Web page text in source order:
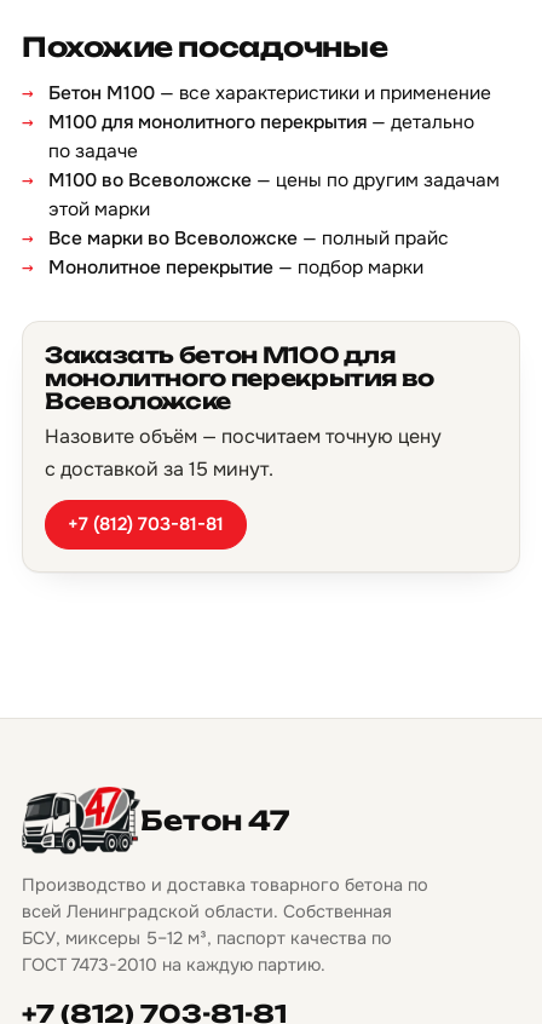
Похожие посадочные
Бетон М100 — все характеристики и применение
М100 для монолитного перекрытия — детально
по задаче
М100 во Всеволожске — цены по другим задачам
этой марки
Все марки во Всеволожске — полный прайс
Монолитное перекрытие — подбор марки
Заказать бетон М100 для
монолитного перекрытия во
Всеволожске
Назовите объём — посчитаем точную цену
с доставкой за 15 минут.
+7 (812) 703-81-81
Бетон 47
Производство и доставка товарного бетона по
всей Ленинградской области. Собственная
БСУ, миксеры 5–12 м³, паспорт качества по
ГОСТ 7473-2010 на каждую партию.
+7 (812) 703-81-81